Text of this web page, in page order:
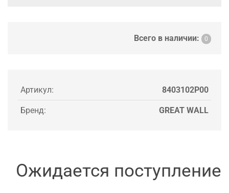
Всего в наличии: 0
Артикул: 8403102P00
Бренд: GREAT WALL
Ожидается поступление